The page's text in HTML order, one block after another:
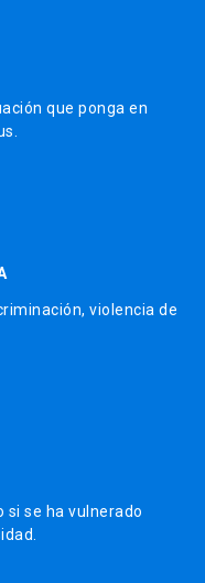
que ponga en
violencia de
si se ha vulnerado